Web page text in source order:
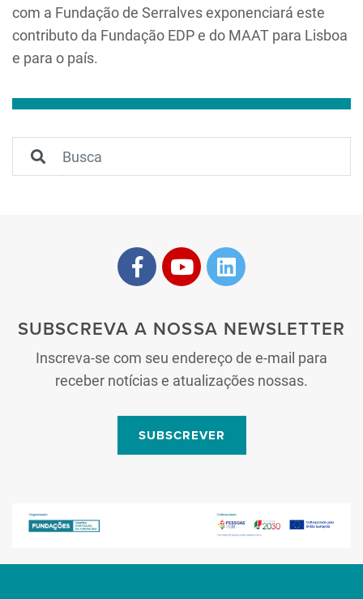
com a Fundação de Serralves exponenciará este
contributo da Fundação EDP e do MAAT para Lisboa
e para o país.
SUBSCREVA A NOSSA NEWSLETTER
Inscreva-se com seu endereço de e-mail para
receber notícias e atualizações nossas.
SUBSCREVER